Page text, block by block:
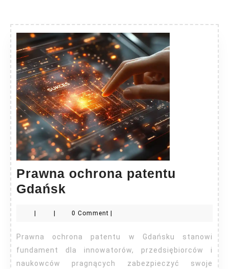
Prawna ochrona patentu
Gdańsk
patentu
Gdańsk
0 Comment
Prawna ochrona patentu w Gdańsku stanowi
fundament dla innowatorów, przedsiębiorców i
naukowców pragnących zabezpieczyć swoje